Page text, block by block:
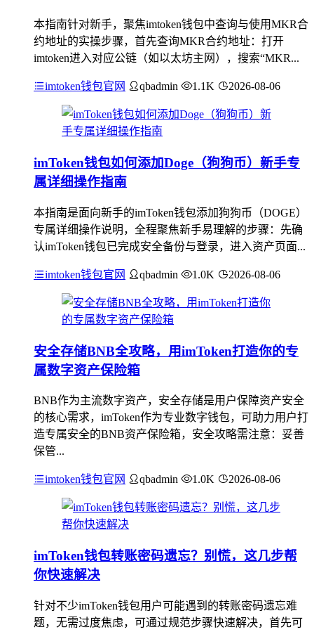
本指南针对新手，聚焦imtoken钱包中查询与使用MKR合
约地址的实操步骤，首先查询MKR合约地址：打开
imtoken进入对应公链（如以太坊主网），搜索“MKR...
imtoken钱包官网 qbadmin 1.1K 2026-08-06
imToken钱包如何添加Doge（狗狗币）新手专
属详细操作指南
本指南是面向新手的imToken钱包添加狗狗币（DOGE）
专属详细操作说明，全程聚焦新手易理解的步骤：先确
认imToken钱包已完成安全备份与登录，进入资产页面...
imtoken钱包官网 qbadmin 1.0K 2026-08-06
安全存储BNB全攻略，用imToken打造你的专
属数字资产保险箱
BNB作为主流数字资产，安全存储是用户保障资产安全
的核心需求，imToken作为专业数字钱包，可助力用户打
造专属安全的BNB资产保险箱，安全攻略需注意：妥善
保管...
imtoken钱包官网 qbadmin 1.0K 2026-08-06
imToken钱包转账密码遗忘？别慌，这几步帮
你快速解决
针对不少imToken钱包用户可能遇到的转账密码遗忘难
题，无需过度焦虑，可通过规范步骤快速解决，首先可